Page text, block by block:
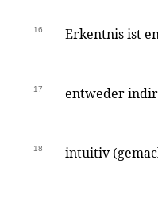
16 Erkentnis ist
17 entweder
18 intuitiv